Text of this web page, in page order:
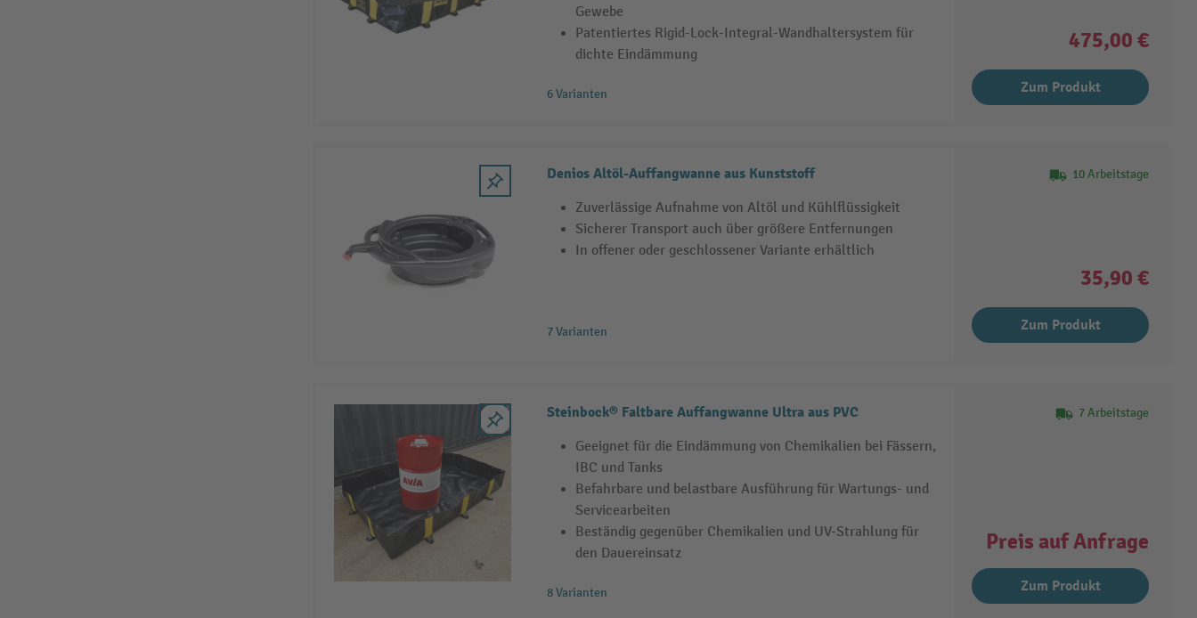
Gewebe
Patentiertes Rigid-Lock-Integral-Wandhaltersystem für
dichte Eindämmung
6 Varianten
475,00 €
Zum Produkt
Denios Altöl-Auffangwanne aus Kunststoff
Zuverlässige Aufnahme von Altöl und Kühlflüssigkeit
Sicherer Transport auch über größere Entfernungen
In offener oder geschlossener Variante erhältlich
7 Varianten
10 Arbeitstage
35,90 €
Zum Produkt
Steinbock® Faltbare Auffangwanne Ultra aus PVC
Geeignet für die Eindämmung von Chemikalien bei Fässern,
IBC und Tanks
Befahrbare und belastbare Ausführung für Wartungs- und
Servicearbeiten
Beständig gegenüber Chemikalien und UV-Strahlung für
den Dauereinsatz
8 Varianten
7 Arbeitstage
Preis auf Anfrage
Zum Produkt